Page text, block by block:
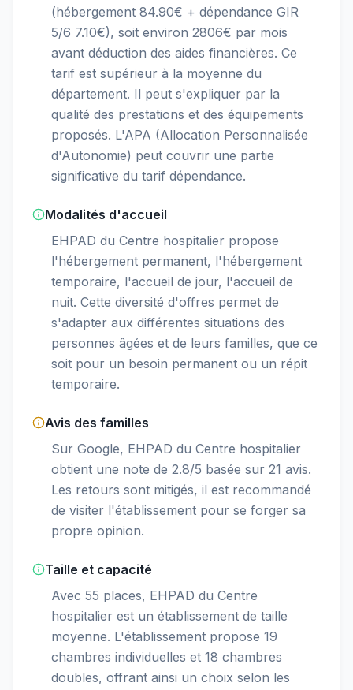
(hébergement 84.90€ + dépendance GIR
5/6 7.10€), soit environ 2806€ par mois
avant déduction des aides financières. Ce
tarif est supérieur à la moyenne du
département. Il peut s'expliquer par la
qualité des prestations et des équipements
proposés. L'APA (Allocation Personnalisée
d'Autonomie) peut couvrir une partie
significative du tarif dépendance.
Modalités d'accueil
EHPAD du Centre hospitalier propose
l'hébergement permanent, l'hébergement
temporaire, l'accueil de jour, l'accueil de
nuit. Cette diversité d'offres permet de
s'adapter aux différentes situations des
personnes âgées et de leurs familles, que ce
soit pour un besoin permanent ou un répit
temporaire.
Avis des familles
Sur Google, EHPAD du Centre hospitalier
obtient une note de 2.8/5 basée sur 21 avis.
Les retours sont mitigés, il est recommandé
de visiter l'établissement pour se forger sa
propre opinion.
Taille et capacité
Avec 55 places, EHPAD du Centre
hospitalier est un établissement de taille
moyenne. L'établissement propose 19
chambres individuelles et 18 chambres
doubles, offrant ainsi un choix selon les